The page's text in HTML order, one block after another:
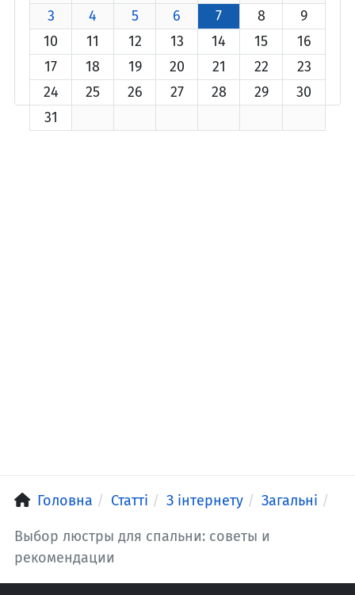
3
4 5 6 7 8
9
10
11 12 13 14 15
16
17
18 19 20 21 22
23
24
25 26 27 28 29
30
31
Головна Статті З інтернету Загальні
Выбор люстры для спальни: советы и
рекомендации